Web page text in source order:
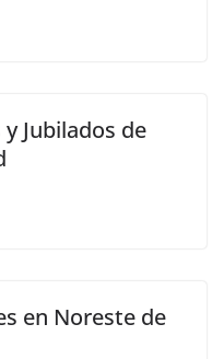
Jubilados de
en Noreste de